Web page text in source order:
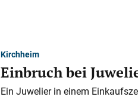
Kirchheim
Einbruch bei
Ein Juwelier in einem